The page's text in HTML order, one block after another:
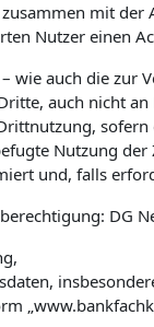
mit
Nutzer einen
wie auch die
auch nicht
Nutzung
und, falls
DG